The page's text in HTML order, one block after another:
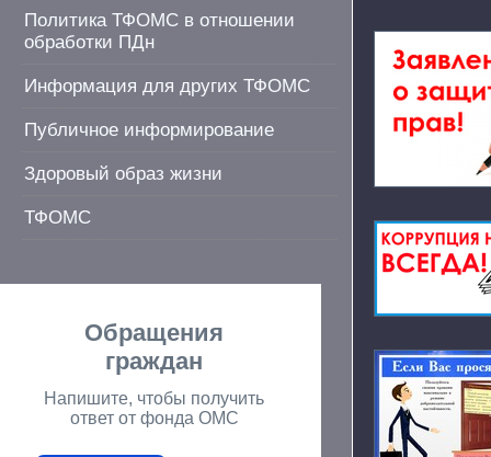
Политика ТФОМС в отношении
обработки ПДн
Информация для других ТФОМС
Публичное информирование
Здоровый образ жизни
ТФОМС
Обращения
граждан
Напишите, чтобы получить
ответ от фонда ОМС